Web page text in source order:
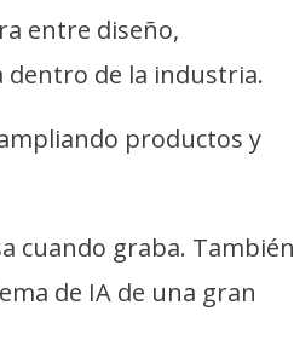
entre diseño,
de la industria.
productos y
cuando graba. También
de IA de una gran